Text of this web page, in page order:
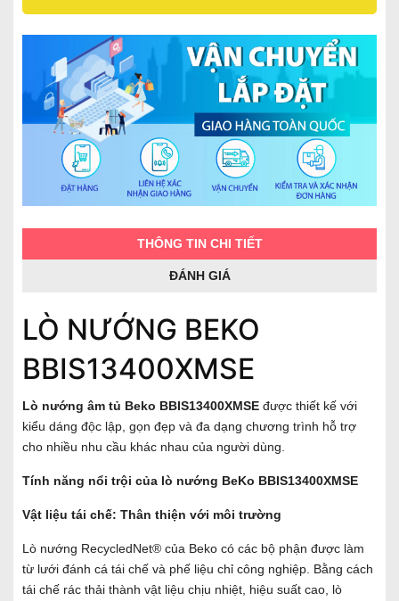
THÔNG TIN CHI TIẾT
ĐÁNH GIÁ
LÒ NƯỚNG BEKO
BBIS13400XMSE
Lò nướng âm tủ Beko BBIS13400XMSE được thiết kế với
kiểu dáng độc lập, gọn đẹp và đa dạng chương trình hỗ trợ
cho nhiều nhu cầu khác nhau của người dùng.
Tính năng nổi trội của lò nướng BeKo BBIS13400XMSE
Vật liệu tái chế: Thân thiện với môi trường
Lò nướng RecycledNet® của Beko có các bộ phận được làm
từ lưới đánh cá tái chế và phế liệu chỉ công nghiệp. Bằng cách
tái chế rác thải thành vật liệu chịu nhiệt, hiệu suất cao, lò